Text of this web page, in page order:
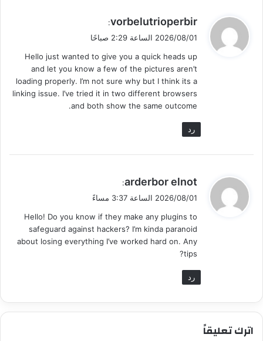
ي
ل
vorbelutrioperbir
:
2026/08/01 الساعة 2:29 صباحًا
Hello just wanted to give you a quick heads up
and let you know a few of the pictures aren’t
loading properly. I’m not sure why but I think its a
linking issue. I’ve tried it in two different browsers
and both show the same outcome.
رد
ي
ل
arderbor elnot
:
2026/08/01 الساعة 3:37 مساءً
Hello! Do you know if they make any plugins to
safeguard against hackers? I’m kinda paranoid
about losing everything I’ve worked hard on. Any
tips?
رد
اترك تعليقاً